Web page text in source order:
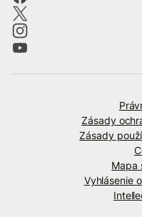
Zásady
Zásady
Mapa
Vyhlásenie